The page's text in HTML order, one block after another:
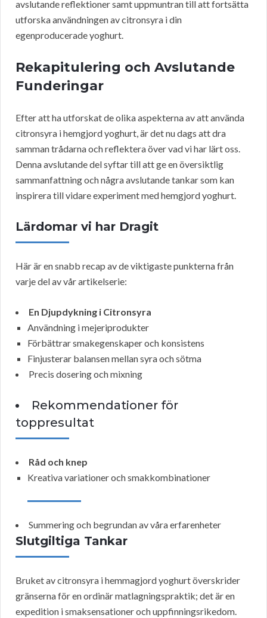
avslutande reflektioner samt uppmuntran till att fortsätta
utforska användningen av citronsyra i din
egenproducerade yoghurt.
Rekapitulering och Avslutande
Funderingar
Efter att ha utforskat de olika aspekterna av att använda
citronsyra i hemgjord yoghurt, är det nu dags att dra
samman trådarna och reflektera över vad vi har lärt oss.
Denna avslutande del syftar till att ge en översiktlig
sammanfattning och några avslutande tankar som kan
inspirera till vidare experiment med hemgjord yoghurt.
Lärdomar vi har Dragit
Här är en snabb recap av de viktigaste punkterna från
varje del av vår artikelserie:
En Djupdykning i Citronsyra
Användning i mejeriprodukter
Förbättrar smakegenskaper och konsistens
Finjusterar balansen mellan syra och sötma
Precis dosering och mixning
Rekommendationer för
toppresultat
Råd och knep
Kreativa variationer och smakkombinationer
Summering och begrundan av våra erfarenheter
Slutgiltiga Tankar
Bruket av citronsyra i hemmagjord yoghurt överskrider
gränserna för en ordinär matlagningspraktik; det är en
expedition i smaksensationer och uppfinningsrikedom.